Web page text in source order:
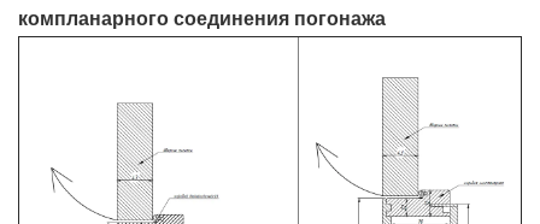
компланарного соединения погонажа